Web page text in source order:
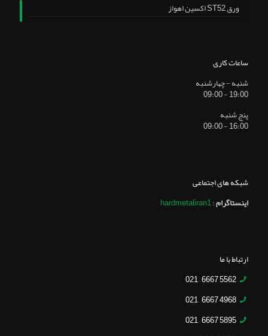
ورق ST52 اکسین اهواز
ساعات کاری
شنبه - چهارشنبه
19:00 - 09:00
پنج شنبه
16:00 - 09:00
شبکه های اجتماعی
اینستاگرام:
hardmetaliran1
ارتباط با ما
5562 6667 – 021
4968 6667 – 021
5895 6667 – 021